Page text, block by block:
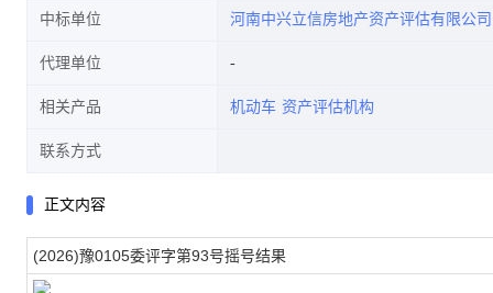
中标单位 河南中兴立信房地产资产评估有限公司
代理单位
相关产品 机动车 资产评估机构
联系方式
正文内容
(2026)豫0105委评字第93号摇号结果